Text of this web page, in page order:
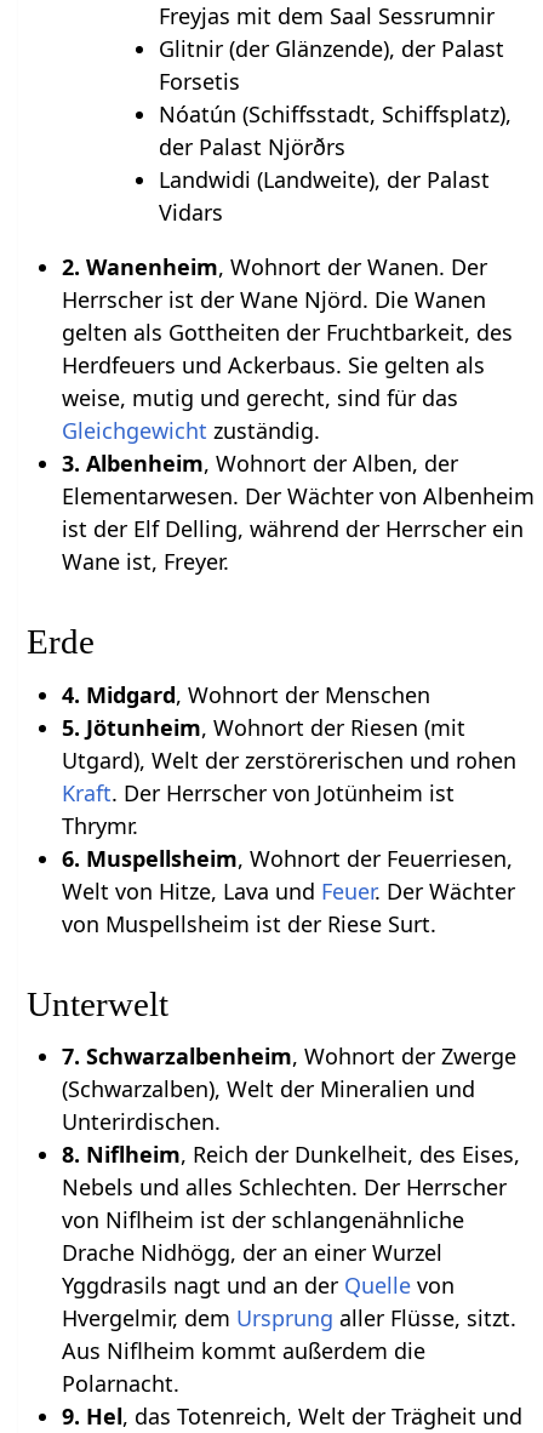
Freyjas mit dem Saal Sessrumnir
Glitnir (der Glänzende), der Palast
Forsetis
Nóatún (Schiffsstadt, Schiffsplatz),
der Palast Njörðrs
Landwidi (Landweite), der Palast
Vidars
2. Wanenheim, Wohnort der Wanen. Der
Herrscher ist der Wane Njörd. Die Wanen
gelten als Gottheiten der Fruchtbarkeit, des
Herdfeuers und Ackerbaus. Sie gelten als
weise, mutig und gerecht, sind für das
Gleichgewicht zuständig.
3. Albenheim, Wohnort der Alben, der
Elementarwesen. Der Wächter von Albenheim
ist der Elf Delling, während der Herrscher ein
Wane ist, Freyer.
Erde
4. Midgard, Wohnort der Menschen
5. Jötunheim, Wohnort der Riesen (mit
Utgard), Welt der zerstörerischen und rohen
Kraft. Der Herrscher von Jotünheim ist
Thrymr.
6. Muspellsheim, Wohnort der Feuerriesen,
Welt von Hitze, Lava und Feuer. Der Wächter
von Muspellsheim ist der Riese Surt.
Unterwelt
7. Schwarzalbenheim, Wohnort der Zwerge
(Schwarzalben), Welt der Mineralien und
Unterirdischen.
8. Niflheim, Reich der Dunkelheit, des Eises,
Nebels und alles Schlechten. Der Herrscher
von Niflheim ist der schlangenähnliche
Drache Nidhögg, der an einer Wurzel
Yggdrasils nagt und an der Quellevon
Hvergelmir, dem Ursprung aller Flüsse, sitzt.
Aus Niflheim kommt außerdem die
Polarnacht.
9. Hel, das Totenreich, Welt der Trägheit und